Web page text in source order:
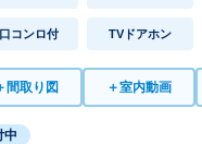
コンロ付 TVドアホン
間取り図 ＋室内動画
中